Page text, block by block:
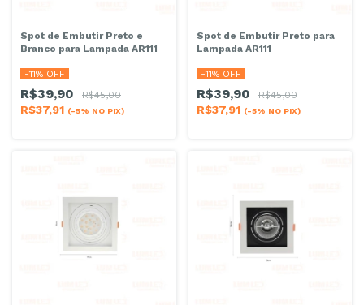
Spot de Embutir Preto e
Branco para Lampada AR111
-11% OFF
R$39,90 R$45,00
R$37,91 (-5% NO PIX)
Spot de Embutir Preto para
Lampada AR111
-11% OFF
R$39,90 R$45,00
R$37,91 (-5% NO PIX)